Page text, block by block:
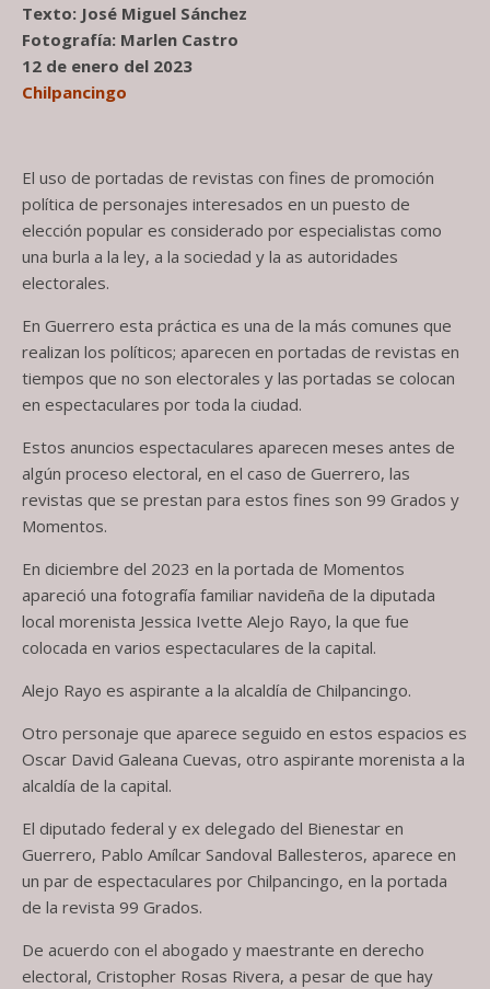
Texto: José Miguel Sánchez
Fotografía: Marlen Castro
12 de enero del 2023
Chilpancingo
El uso de portadas de revistas con fines de promoción
política de personajes interesados en un puesto de
elección popular es considerado por especialistas como
una burla a la ley, a la sociedad y la as autoridades
electorales.
En Guerrero esta práctica es una de la más comunes que
realizan los políticos; aparecen en portadas de revistas en
tiempos que no son electorales y las portadas se colocan
en espectaculares por toda la ciudad.
Estos anuncios espectaculares aparecen meses antes de
algún proceso electoral, en el caso de Guerrero, las
revistas que se prestan para estos fines son 99 Grados y
Momentos.
En diciembre del 2023 en la portada de Momentos
apareció una fotografía familiar navideña de la diputada
local morenista Jessica Ivette Alejo Rayo, la que fue
colocada en varios espectaculares de la capital.
Alejo Rayo es aspirante a la alcaldía de Chilpancingo.
Otro personaje que aparece seguido en estos espacios es
Oscar David Galeana Cuevas, otro aspirante morenista a la
alcaldía de la capital.
El diputado federal y ex delegado del Bienestar en
Guerrero, Pablo Amílcar Sandoval Ballesteros, aparece en
un par de espectaculares por Chilpancingo, en la portada
de la revista 99 Grados.
De acuerdo con el abogado y maestrante en derecho
electoral, Cristopher Rosas Rivera, a pesar de que hay